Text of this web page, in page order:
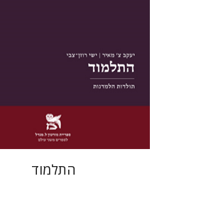
הנחת אתר ספר מודפס
$42
$38
התלמוד